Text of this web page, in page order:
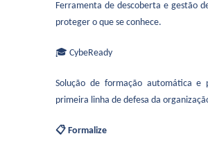
Ferramenta de descoberta e gestão
proteger o que se conhece.
🎓 CybeReady
Solução de formação automática e
primeira linha de defesa da
📋 Formalize